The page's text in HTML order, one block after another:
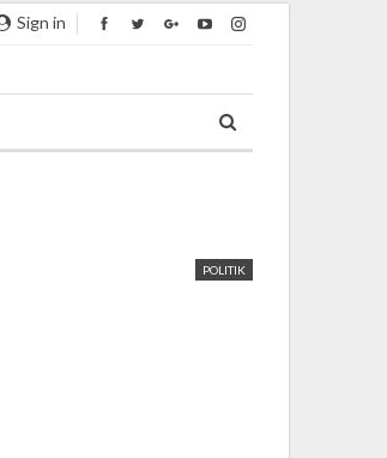
Sign in
POLITIK